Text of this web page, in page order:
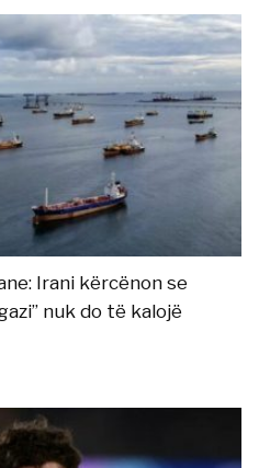
Irani kërcënon se
nuk do të kalojë